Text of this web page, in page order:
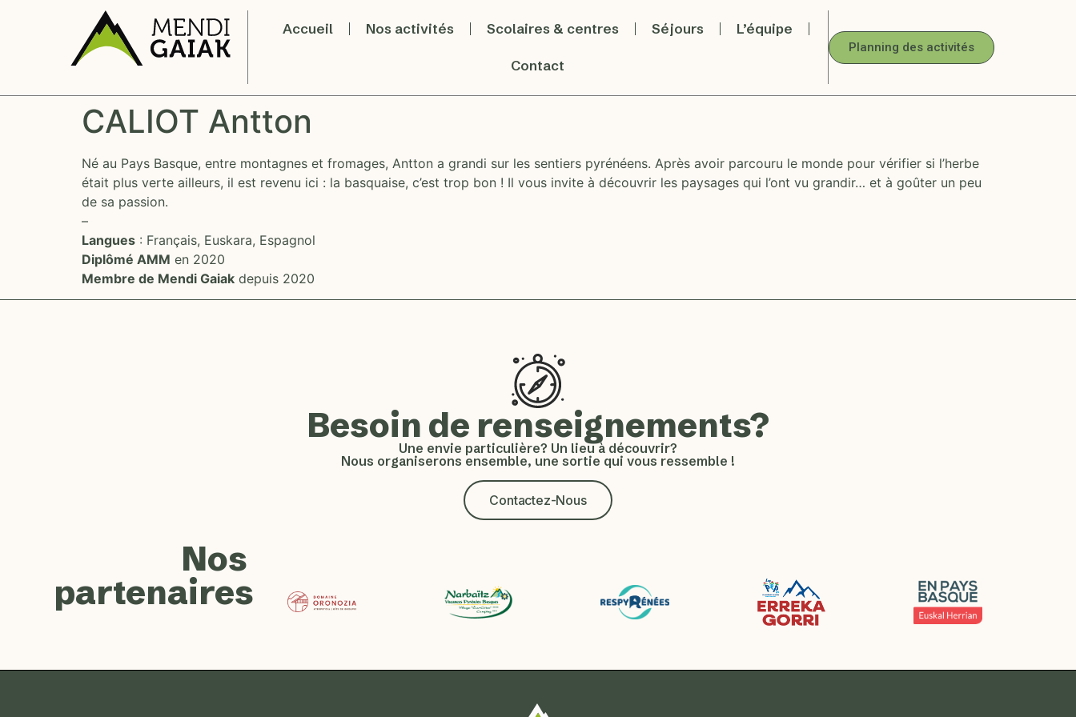
Accueil Nos activités Scolaires & centres Séjours L’équipe
Contact
Planning des activités
CALIOT Antton
Né au Pays Basque, entre montagnes et fromages, Antton a grandi sur les sentiers pyrénéens. Après avoir parcouru le monde pour vérifier si l’herbe
était plus verte ailleurs, il est revenu ici : la basquaise, c’est trop bon ! Il vous invite à découvrir les paysages qui l’ont vu grandir… et à goûter un peu
de sa passion.
–
Langues : Français, Euskara, Espagnol
Diplômé AMM en 2020
Membre de Mendi Gaiak depuis 2020
Besoin de renseignements?
Une envie particulière? Un lieu à découvrir?
Nous organiserons ensemble, une sortie qui vous ressemble !
Contactez-Nous
Nos
partenaires